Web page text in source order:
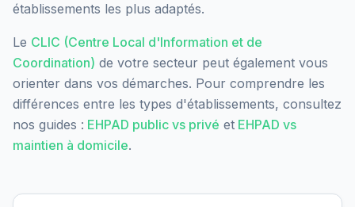
établissements les plus adaptés.
Le CLIC (Centre Local d'Information et de
Coordination) de votre secteur peut également vous
orienter dans vos démarches. Pour comprendre les
différences entre les types d'établissements, consultez
nos guides : EHPAD public vs privé et EHPAD vs
maintien à domicile.